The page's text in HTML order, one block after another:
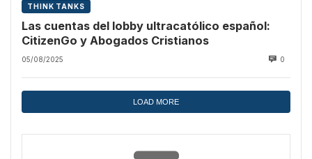
THINK TANKS
Las cuentas del lobby ultracatólico español:
CitizenGo y Abogados Cristianos
05/08/2025 0
LOAD MORE